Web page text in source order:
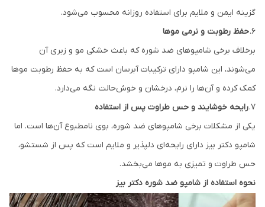
گزینه ایمن و ملایم برای استفاده روزانه محسوب می‌شود.
۶. حفظ رطوبت و نرمی موها
برخلاف برخی شامپوهای ضد شوره که باعث خشکی مو و زبری آن
می‌شوند، این شامپو دارای ترکیبات آبرسان است که به حفظ رطوبت موها
کمک کرده و آن‌ها را نرم، درخشان و خوش‌حالت نگه می‌دارد.
۷. رایحه خوشایند و حس طراوت پس از استفاده
یکی از مشکلات برخی شامپوهای ضد شوره، بوی نامطبوع آن‌ها است. اما
شامپو دکتر بیز دارای رایحه‌ای دلپذیر و ملایم است که پس از شستشو،
حس طراوت و تمیزی به موها می‌بخشد.
نحوه استفاده از شامپو ضد شوره دکتر بیز